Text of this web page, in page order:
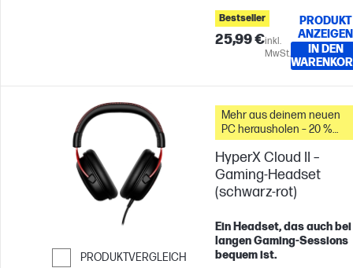
langlebiger Akkus bleibst du
den ganzen Tag über
produktiv.
Bestseller
25,99 €inkl.
MwSt.
PRODUKT
ANZEIGEN
IN DEN
PRODUKTVERGLEICH
Mehr aus deinem neuen
PC herausholen – 20 %
Rabatt auf Zubehör
HyperX Cloud II –
Gaming-Headset
(schwarz-rot)
Ein Headset, das auch bei
langen Gaming-Sessions
bequem ist.